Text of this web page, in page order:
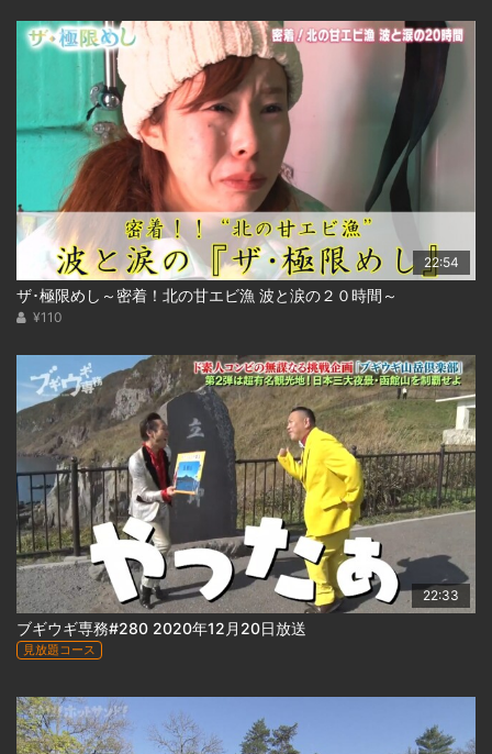
22:54
ザ･極限めし～密着！北の甘エビ漁 波と涙の２０時間～
¥110
22:33
ブギウギ専務#280 2020年12月20日放送
見放題コース